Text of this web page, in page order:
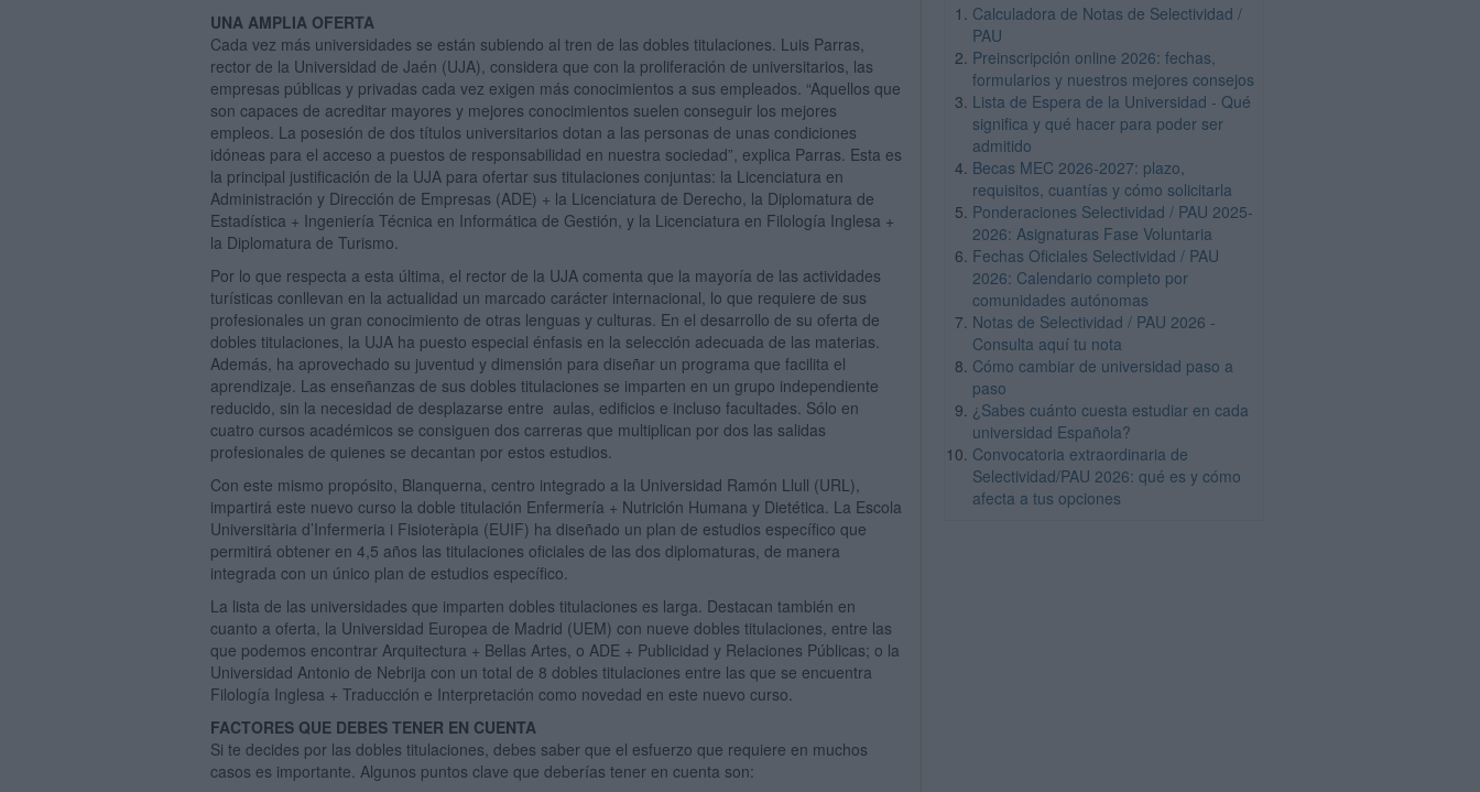
UNA AMPLIA OFERTA
Cada vez más universidades se están subiendo al tren de las dobles titulaciones. Luis Parras,
rector de la Universidad de Jaén (UJA), considera que con la proliferación de universitarios, las
empresas públicas y privadas cada vez exigen más conocimientos a sus empleados. “Aquellos que
son capaces de acreditar mayores y mejores conocimientos suelen conseguir los mejores
empleos. La posesión de dos títulos universitarios dotan a las personas de unas condiciones
idóneas para el acceso a puestos de responsabilidad en nuestra sociedad”, explica Parras. Esta es
la principal justificación de la UJA para ofertar sus titulaciones conjuntas: la Licenciatura en
Administración y Dirección de Empresas (ADE) + la Licenciatura de Derecho, la Diplomatura de
Estadística + Ingeniería Técnica en Informática de Gestión, y la Licenciatura en Filología Inglesa +
la Diplomatura de Turismo.
Por lo que respecta a esta última, el rector de la UJA comenta que la mayoría de las actividades
turísticas conllevan en la actualidad un marcado carácter internacional, lo que requiere de sus
profesionales un gran conocimiento de otras lenguas y culturas. En el desarrollo de su oferta de
dobles titulaciones, la UJA ha puesto especial énfasis en la selección adecuada de las materias.
Además, ha aprovechado su juventud y dimensión para diseñar un programa que facilita el
aprendizaje. Las enseñanzas de sus dobles titulaciones se imparten en un grupo independiente
reducido, sin la necesidad de desplazarse entre aulas, edificios e incluso facultades. Sólo en
cuatro cursos académicos se consiguen dos carreras que multiplican por dos las salidas
profesionales de quienes se decantan por estos estudios.
Con este mismo propósito, Blanquerna, centro integrado a la Universidad Ramón Llull (URL),
impartirá este nuevo curso la doble titulación Enfermería + Nutrición Humana y Dietética. La Escola
Universitària d’Infermeria i Fisioteràpia (EUIF) ha diseñado un plan de estudios específico que
permitirá obtener en 4,5 años las titulaciones oficiales de las dos diplomaturas, de manera
integrada con un único plan de estudios específico.
La lista de las universidades que imparten dobles titulaciones es larga. Destacan también en
cuanto a oferta, la Universidad Europea de Madrid (UEM) con nueve dobles titulaciones, entre las
que podemos encontrar Arquitectura + Bellas Artes, o ADE + Publicidad y Relaciones Públicas; o la
Universidad Antonio de Nebrija con un total de 8 dobles titulaciones entre las que se encuentra
Filología Inglesa + Traducción e Interpretación como novedad en este nuevo curso.
FACTORES QUE DEBES TENER EN CUENTA
Si te decides por las dobles titulaciones, debes saber que el esfuerzo que requiere en muchos
casos es importante. Algunos puntos clave que deberías tener en cuenta son:
Calculadora de Notas de Selectividad /
PAU
Preinscripción online 2026: fechas,
formularios y nuestros mejores consejos
Lista de Espera de la Universidad - Qué
significa y qué hacer para poder ser
admitido
Becas MEC 2026-2027: plazo,
requisitos, cuantías y cómo solicitarla
Ponderaciones Selectividad / PAU 2025-
2026: Asignaturas Fase Voluntaria
Fechas Oficiales Selectividad / PAU
2026: Calendario completo por
comunidades autónomas
Notas de Selectividad / PAU 2026 -
Consulta aquí tu nota
Cómo cambiar de universidad paso a
paso
¿Sabes cuánto cuesta estudiar en cada
universidad Española?
Convocatoria extraordinaria de
Selectividad/PAU 2026: qué es y cómo
afecta a tus opciones